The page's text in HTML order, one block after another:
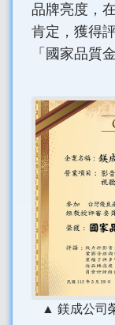
品牌亮度，
肯定，獲得
「國家品質
▲ 鎂成公司